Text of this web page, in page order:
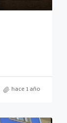
hace 1 año